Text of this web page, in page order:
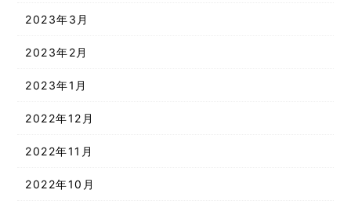
2023年3月
2023年2月
2023年1月
2022年12月
2022年11月
2022年10月